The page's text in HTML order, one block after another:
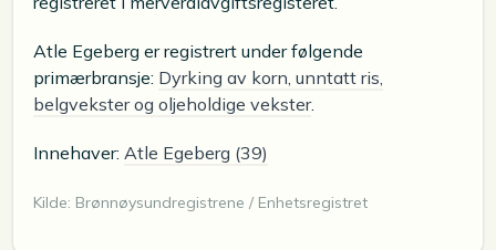
Atle Egeberg er registrert under følgende
primærbransje: Dyrking av korn, unntatt ris,
belgvekster og oljeholdige vekster.
Innehaver: Atle Egeberg (39)
Kilde: Brønnøysundregistrene / Enhetsregistret